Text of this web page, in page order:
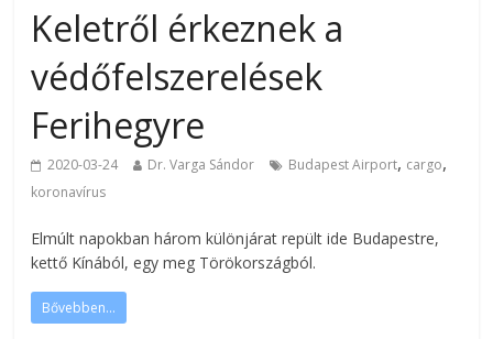
Keletről érkeznek a
védőfelszerelések
Ferihegyre
2020-03-24 Dr. Varga Sándor Budapest Airport, cargo,
koronavírus
Elmúlt napokban három különjárat repült ide Budapestre,
kettő Kínából, egy meg Törökországból.
Bővebben...